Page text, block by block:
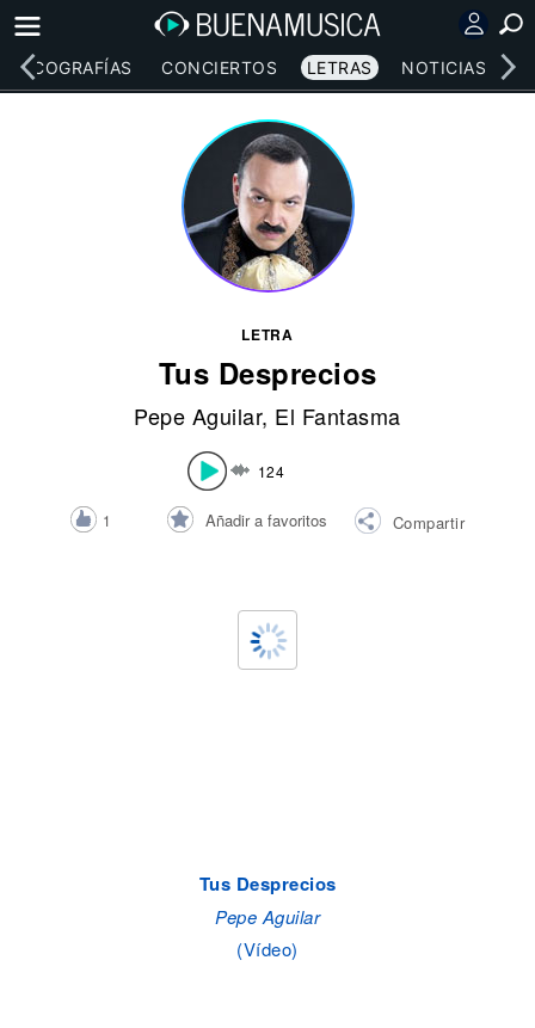
DISCOGRAFÍAS CONCIERTOS LETRAS NOTICIAS
LETRA
Tus Desprecios
Pepe Aguilar, El Fantasma
124
1 Añadir a favoritos Compartir
Tus Desprecios
Pepe Aguilar
(Vídeo)